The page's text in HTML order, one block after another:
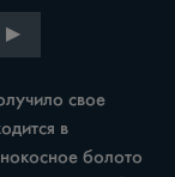
▶
свое
в
болото